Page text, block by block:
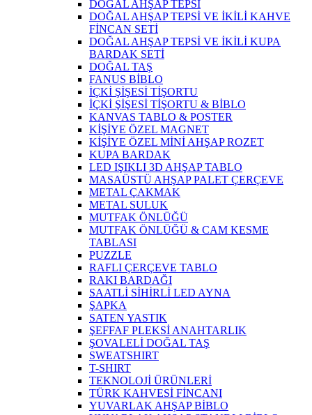
DOĞAL AHŞAP TEPSİ
DOĞAL AHŞAP TEPSİ VE İKİLİ KAHVE
FİNCAN SETİ
DOĞAL AHŞAP TEPSİ VE İKİLİ KUPA
BARDAK SETİ
DOĞAL TAŞ
FANUS BİBLO
İÇKİ ŞİŞESİ TİŞORTU
İÇKİ ŞİŞESİ TİŞORTU & BİBLO
KANVAS TABLO & POSTER
KİŞİYE ÖZEL MAGNET
KİŞİYE ÖZEL MİNİ AHŞAP ROZET
KUPA BARDAK
LED IŞIKLI 3D AHŞAP TABLO
MASAÜSTÜ AHŞAP PALET ÇERÇEVE
METAL ÇAKMAK
METAL SULUK
MUTFAK ÖNLÜĞÜ
MUTFAK ÖNLÜĞÜ & CAM KESME
TABLASI
PUZZLE
RAFLI ÇERÇEVE TABLO
RAKI BARDAĞI
SAATLİ SİHİRLİ LED AYNA
ŞAPKA
SATEN YASTIK
ŞEFFAF PLEKSİ ANAHTARLIK
ŞOVALELİ DOĞAL TAŞ
SWEATSHIRT
T-SHIRT
TEKNOLOJİ ÜRÜNLERİ
TÜRK KAHVESİ FİNCANI
YUVARLAK AHŞAP BİBLO